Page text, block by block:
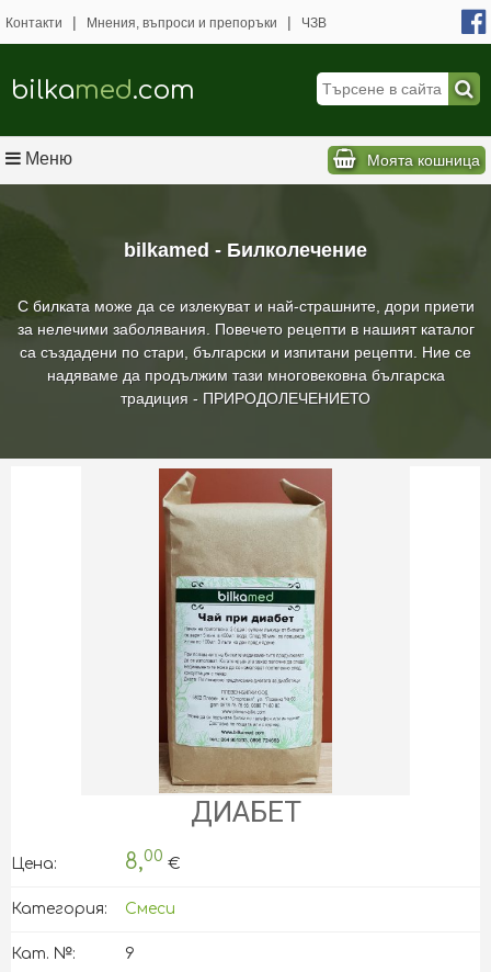
bilkamed - Билколечение
С билката може да се излекуват и най-страшните, дори приети
за нелечими заболявания. Повечето рецепти в нашият каталог
са създадени по стари, български и изпитани рецепти. Ние се
надяваме да продължим тази многовековна българска
традиция - ПРИРОДОЛЕЧЕНИЕТО
Контакти | Мнения, въпроси и препоръки | ЧЗВ
bilkamed.com
Меню Моята кошница
ДИАБЕТ
Цена: 8,00 €
Категория: Смеси
Кат. №: 9